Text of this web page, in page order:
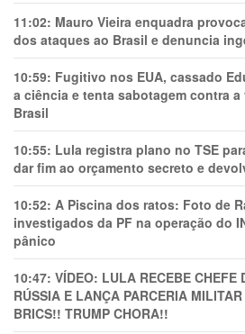
11:02: Mauro Vieira enquadra
dos ataques ao Brasil e denuncia
10:59: Fugitivo nos EUA, cassado
a ciência e tenta sabotagem contra
Brasil
10:55: Lula registra plano no TSE
dar fim ao orçamento secreto e
10:52: A Piscina dos ratos: Foto de
investigados da PF na operação do
pânico
10:47: VÍDEO: LULA RECEBE CHEFE
RÚSSIA E LANÇA PARCERIA
BRICS!! TRUMP CHORA!!